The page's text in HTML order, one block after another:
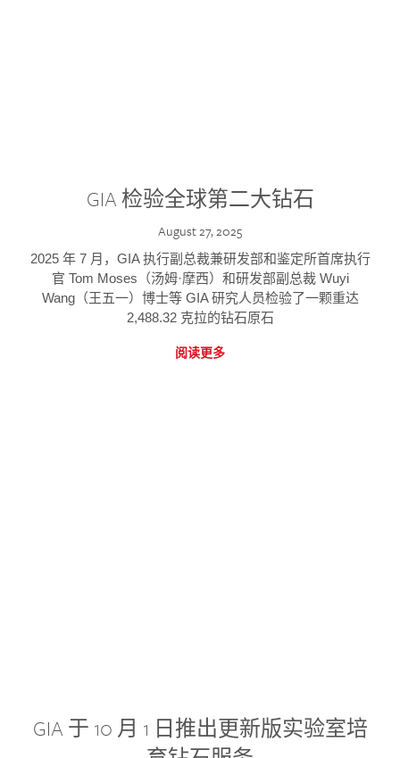
GIA 检验全球第二大钻石
August 27, 2025
2025 年 7 月，GIA 执行副总裁兼研发部和鉴定所首席执行
官 Tom Moses（汤姆·摩西）和研发部副总裁 Wuyi
Wang（王五一）博士等 GIA 研究人员检验了一颗重达
2,488.32 克拉的钻石原石
阅读更多
GIA 于 10 月 1 日推出更新版实验室培